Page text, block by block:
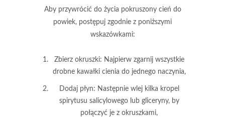
Aby przywrócić do życia pokruszony cień do
powiek, postępuj zgodnie z poniższymi
wskazówkami:
Zbierz okruszki: Najpierw zgarnij wszystkie
drobne kawałki cienia do jednego naczynia,
Dodaj płyn: Następnie wlej kilka kropel
spirytusu salicylowego lub gliceryny, by
połączyć je z okruszkami,